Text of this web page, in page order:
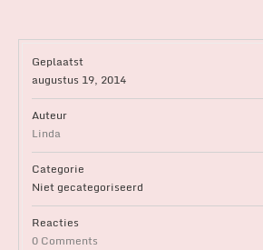
Geplaatst
augustus 19, 2014
Auteur
Linda
Categorie
Niet gecategoriseerd
Reacties
0 Comments